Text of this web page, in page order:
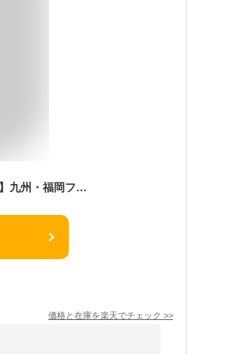
【ふるさと納税】【2026年5月下旬〜6月発送】九州・福岡フルーツ王国八女から直送！桃 8玉入り＜配送不可：北海道・沖縄・離島＞ 県 八桃 もも モモ フルーツ くだもの 果物 産地直送 ジューシー 家庭用 自宅用 家族団らん デザート スイーツ作り 福岡女市
価格と在庫を楽天でチェック >>